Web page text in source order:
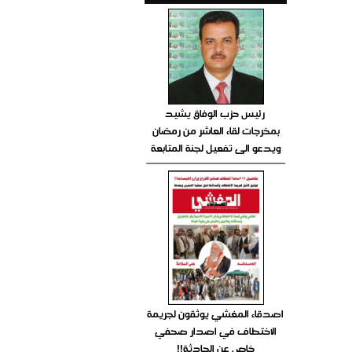
رئيس حزب الوفاق يشيد
بمخرجات لقاء العاشر من رمضان
ويدعو الى تفعيل لجنة المتابعة
اصدقاء المغشي يوثقون لجريمة
الاختطاف في اصدار صحفي
خاص عن الحادثة!!